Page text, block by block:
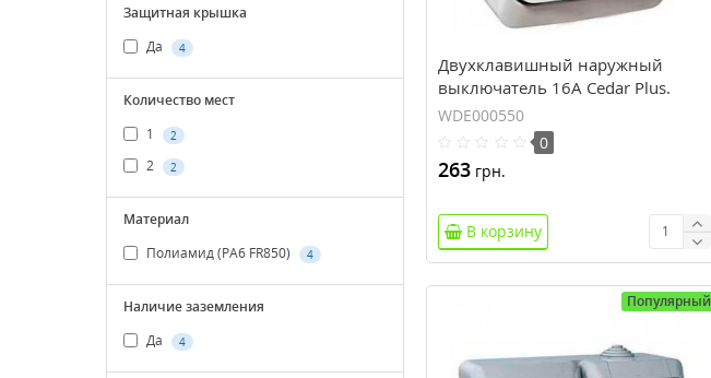
Защитная крышка
Да
4
Количество мест
1
2
2 2
Материал
Полиамид (PA6 FR850)
4
Наличие заземления
Да
4
Двухклавишный наружный
выключатель 16A Cedar Plus.
Белый. WDE000550
WDE000550
0
263грн.
В корзину
Популярный